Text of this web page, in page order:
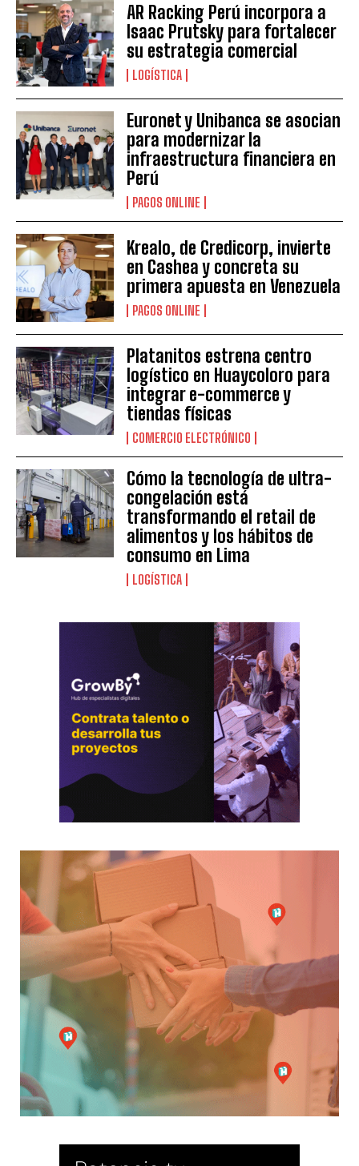
AR Racking Perú incorpora a
Isaac Prutsky para fortalecer
su estrategia comercial
LOGÍSTICA
Euronet y Unibanca se asocian
para modernizar la
infraestructura financiera en
Perú
PAGOS ONLINE
Krealo, de Credicorp, invierte
en Cashea y concreta su
primera apuesta en Venezuela
PAGOS ONLINE
Platanitos estrena centro
logístico en Huaycoloro para
integrar e-commerce y
tiendas físicas
COMERCIO ELECTRÓNICO
Cómo la tecnología de ultra-
congelación está
transformando el retail de
alimentos y los hábitos de
consumo en Lima
LOGÍSTICA